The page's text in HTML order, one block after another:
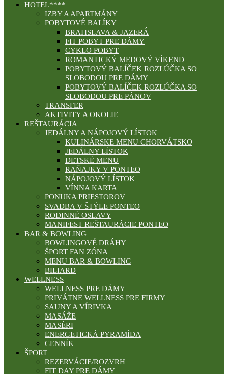
HOTEL****
IZBY A APARTMÁNY
POBYTOVÉ BALÍKY
BRATISLAVA & JAZERÁ
FIT POBYT PRE DÁMY
CYKLO POBYT
ROMANTICKÝ MEDOVÝ VÍKEND
POBYTOVÝ BALÍČEK ROZLÚČKA SO
SLOBODOU PRE DÁMY
POBYTOVÝ BALÍČEK ROZLÚČKA SO
SLOBODOU PRE PÁNOV
TRANSFER
AKTIVITY A OKOLIE
REŠTAURÁCIA
JEDÁLNY A NÁPOJOVÝ LÍSTOK
KULINÁRSKE MENU CHORVÁTSKO
JEDÁLNY LÍSTOK
DETSKÉ MENU
RAŇAJKY V PONTEO
NÁPOJOVÝ LÍSTOK
VÍNNA KARTA
PONUKA PRIESTOROV
SVADBA V ŠTÝLE PONTEO
RODINNÉ OSLAVY
MANIFEST REŠTAURÁCIE PONTEO
BAR & BOWLING
BOWLINGOVÉ DRÁHY
ŠPORT FAN ZÓNA
MENU BAR & BOWLING
BILIARD
WELLNESS
WELLNESS PRE DÁMY
PRIVÁTNE WELLNESS PRE FIRMY
SAUNY A VÍRIVKA
MASÁŽE
MASÉRI
ENERGETICKÁ PYRAMÍDA
CENNÍK
ŠPORT
REZERVÁCIE/ROZVRH
FIT DAY PRE DÁMY